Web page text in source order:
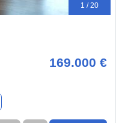
1 / 20
169.000 €